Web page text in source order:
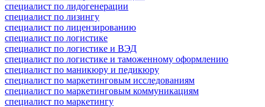
специалист по лидогенерации
специалист по лизингу
специалист по лицензированию
специалист по логистике
специалист по логистике и ВЭД
специалист по логистике и таможенному оформлению
специалист по маникюру и педикюру
специалист по маркетинговым исследованиям
специалист по маркетинговым коммуникациям
специалист по маркетингу